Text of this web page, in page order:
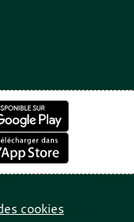
cookies